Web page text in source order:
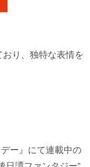
り、独特な表情を
ー』にて連載中の